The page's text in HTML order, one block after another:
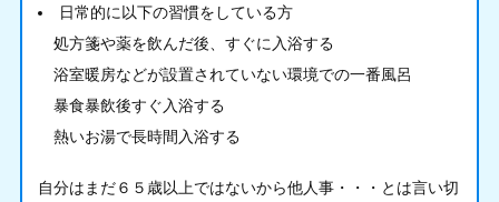
日常的に以下の習慣をしている方
処方箋や薬を飲んだ後、すぐに入浴する
浴室暖房などが設置されていない環境での一番風呂
暴食暴飲後すぐ入浴する
熱いお湯で長時間入浴する
自分はまだ６５歳以上ではないから他人事・・・とは言い切